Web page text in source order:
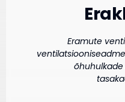
Eramute